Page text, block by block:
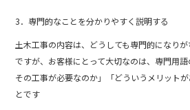
3．専門的なことを分かりやすく説明する
土木工事の内容は、どうしても専門的になりが
ですが、お客様にとって大切なのは、専門用
その工事が必要なのか」「どういうメリット
とです